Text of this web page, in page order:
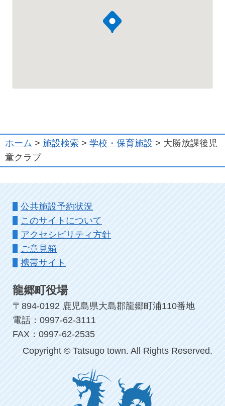
ホーム > 施設検索 > 学校・保育施設 > 大勝放課後児
童クラブ
公共施設予約状況
このサイトについて
アクセシビリティ方針
ご意見箱
携帯サイト
龍郷町役場
〒894-0192 鹿児島県大島郡龍郷町浦110番地
電話：0997-62-3111
FAX：0997-62-2535
Copyright © Tatsugo town. All Rights Reserved.